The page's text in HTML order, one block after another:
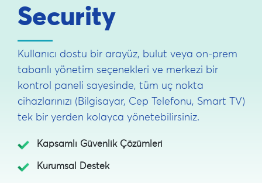
Security
Kullanıcı dostu bir arayüz, bulut veya on-prem
tabanlı yönetim seçenekleri ve merkezi bir
kontrol paneli sayesinde, tüm uç nokta
cihazlarınızı (Bilgisayar, Cep Telefonu, Smart TV)
tek bir yerden kolayca yönetebilirsiniz.
Kapsamlı Güvenlik Çözümleri
Kurumsal Destek